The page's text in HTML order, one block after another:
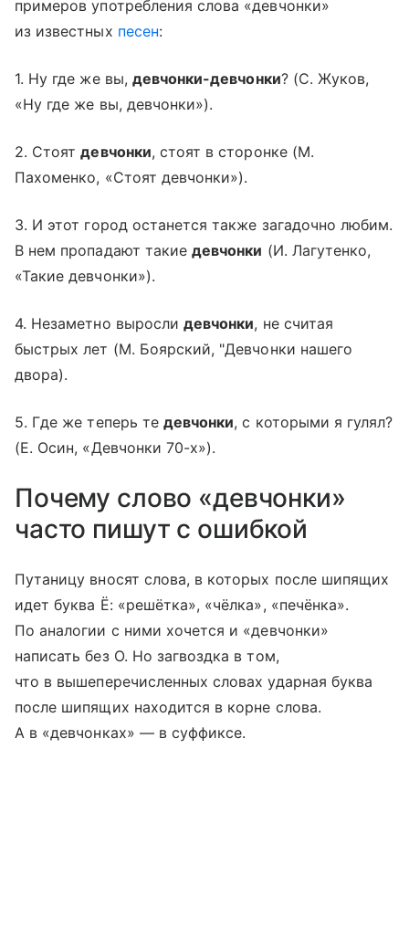
примеров употребления слова «девчонки»
из известных песен:
1. Ну где же вы, девчонки-девчонки? (С. Жуков,
«Ну где же вы, девчонки»).
2. Стоятдевчонки, стоят в сторонке (М.
Пахоменко, «Стоят девчонки»).
3. И этот город останется также загадочно любим.
В нем пропадают такиедевчонки (И. Лагутенко,
«Такие девчонки»).
4. Незаметно вырослидевчонки, не считая
быстрых лет (М. Боярский, "Девчонки нашего
двора).
5. Где же теперь те девчонки, с которыми я гулял?
(Е. Осин, «Девчонки 70-х»).
Почему слово «девчонки»
часто пишут с ошибкой
Путаницу вносят слова, в которых после шипящих
идет буква Ё: «решётка», «чёлка», «печёнка».
По аналогии с ними хочется и «девчонки»
написать без О. Но загвоздка в том,
что в вышеперечисленных словах ударная буква
после шипящих находится в корне слова.
А в «девчонках» — в суффиксе.